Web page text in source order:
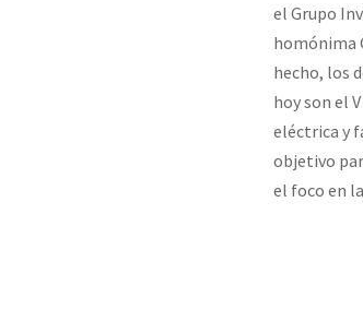
el Grupo
homónima
hecho, los
hoy son el
eléctrica y
objetivo
el foco en